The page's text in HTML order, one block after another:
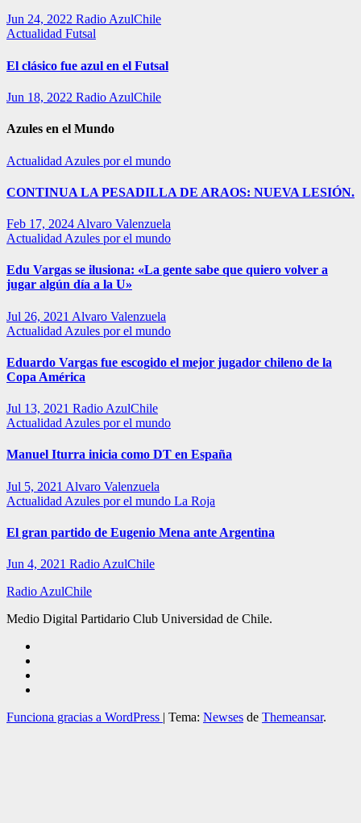
Jun 24, 2022 Radio AzulChile
Actualidad Futsal
El clásico fue azul en el Futsal
Jun 18, 2022 Radio AzulChile
Azules en el Mundo
Actualidad Azules por el mundo
CONTINUA LA PESADILLA DE ARAOS: NUEVA LESIÓN.
Feb 17, 2024 Alvaro Valenzuela
Actualidad Azules por el mundo
Edu Vargas se ilusiona: «La gente sabe que quiero volver a
jugar algún día a la U»
Jul 26, 2021 Alvaro Valenzuela
Actualidad Azules por el mundo
Eduardo Vargas fue escogido el mejor jugador chileno de la
Copa América
Jul 13, 2021 Radio AzulChile
Actualidad Azules por el mundo
Manuel Iturra inicia como DT en España
Jul 5, 2021 Alvaro Valenzuela
Actualidad Azules por el mundo La Roja
El gran partido de Eugenio Mena ante Argentina
Jun 4, 2021 Radio AzulChile
Radio AzulChile
Medio Digital Partidario Club Universidad de Chile.
Funciona gracias a WordPress | Tema: Newses de Themeansar.